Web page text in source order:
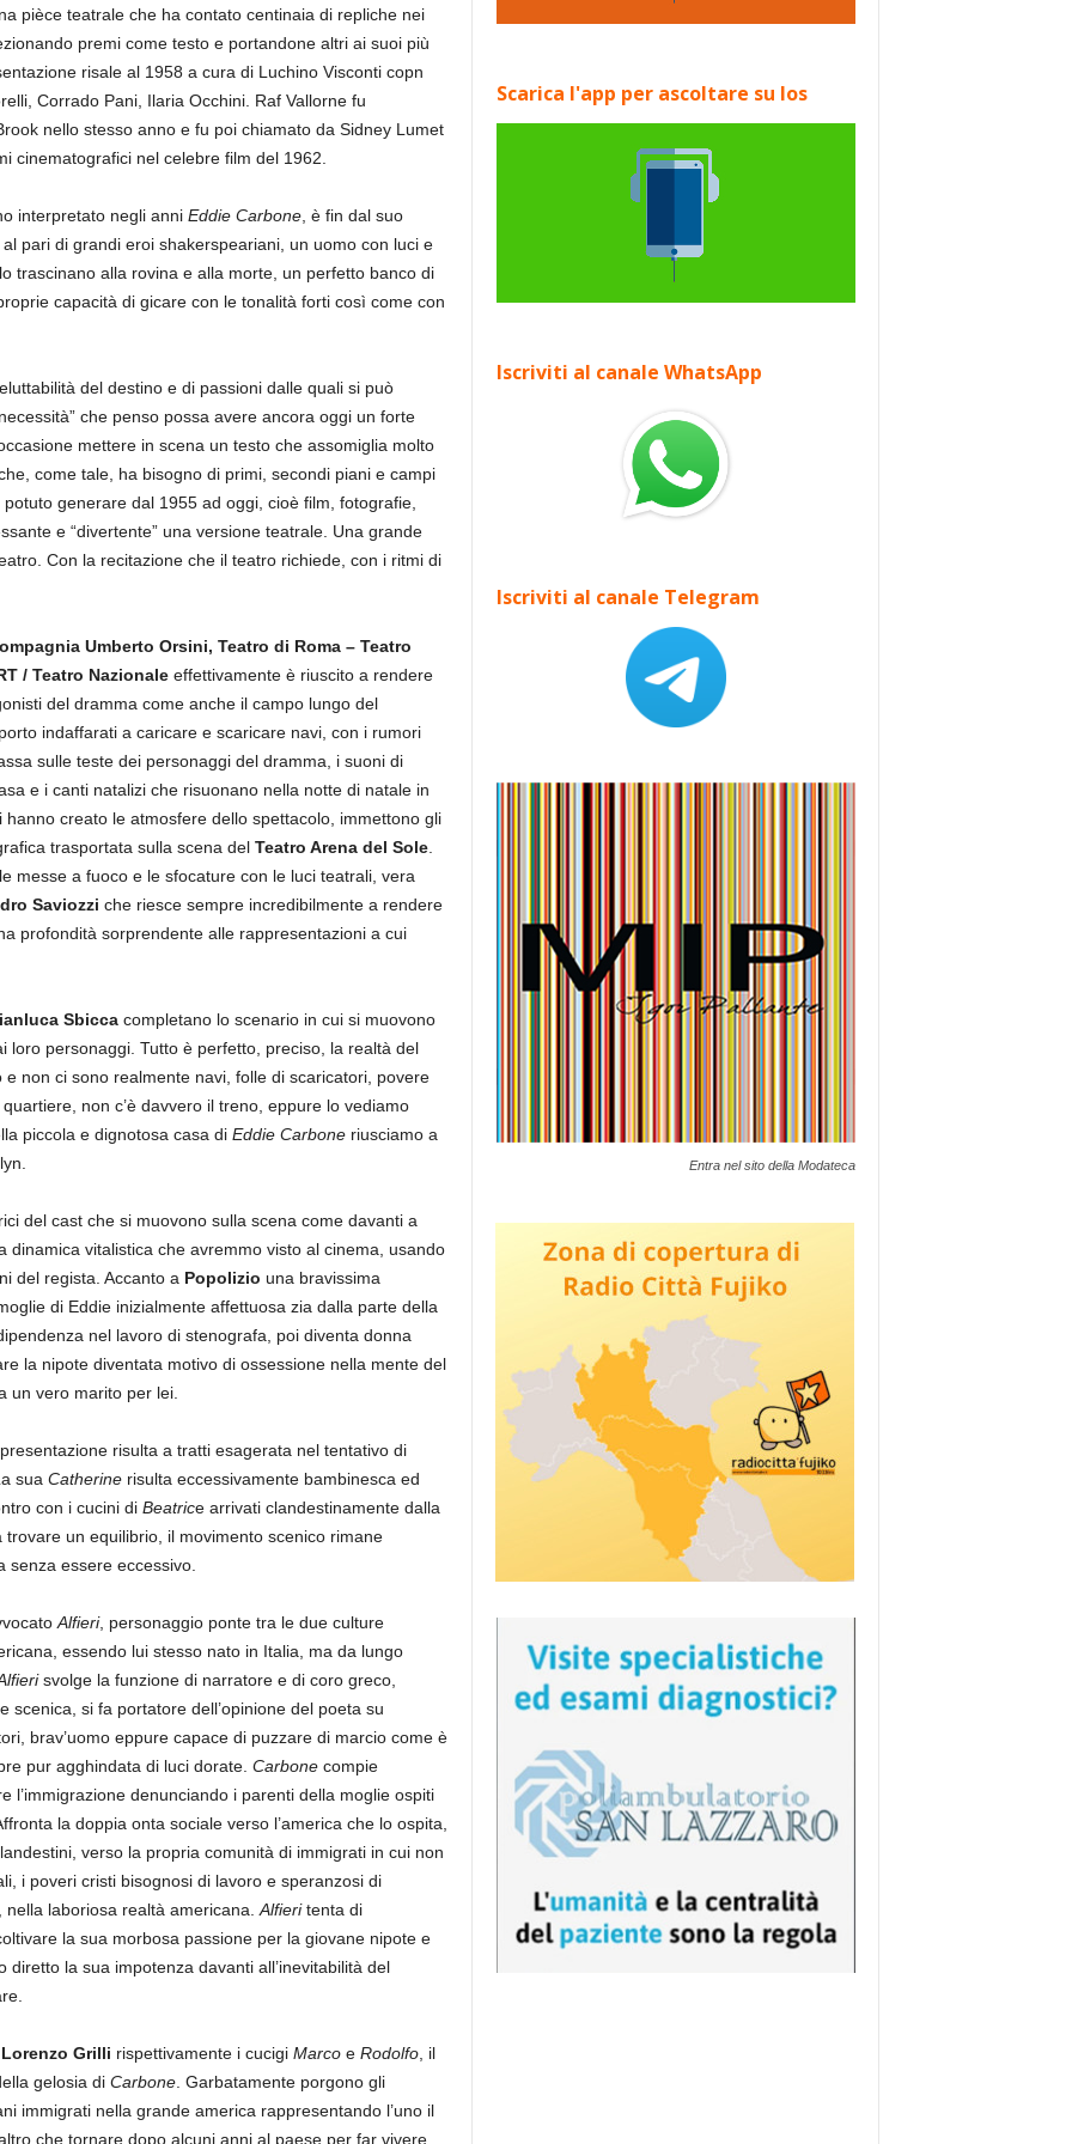
pièce teatrale che ha contato centinaia di repliche nei
premi come testo e portandone altri ai suoi più
risale al 1958 a cura di Luchino Visconti copn
Corrado Pani, Ilaria Occhini. Raf Vallorne fu
nello stesso anno e fu poi chiamato da Sidney Lumet
cinematografici nel celebre film del 1962.
interpretato negli anniEddie Carbone, è fin dal suo
pari di grandi eroi shakerspeariani, un uomo con luci e
trascinano alla rovina e alla morte, un perfetto banco di
capacità di gicare con le tonalità forti così come con
del destino e di passioni dalle quali si può
che penso possa avere ancora oggi un forte
mettere in scena un testo che assomiglia molto
come tale, ha bisogno di primi, secondi piani e campi
generare dal 1955 ad oggi, cioè film, fotografie,
e “divertente” una versione teatrale. Una grande
Con la recitazione che il teatro richiede, con i ritmi di
Umberto Orsini, Teatro di Roma – Teatro
/ Teatro Nazionaleeffettivamente è riuscito a rendere
del dramma come anche il campo lungo del
indaffarati a caricare e scaricare navi, con i rumori
sulle teste dei personaggi del dramma, i suoni di
e i canti natalizi che risuonano nella notte di natale in
hanno creato le atmosfere dello spettacolo, immettono gli
trasportata sulla scena del Teatro Arena del Sole.
messe a fuoco e le sfocature con le luci teatrali, vera
Saviozzi che riesce sempre incredibilmente a rendere
profondità sorprendente alle rappresentazioni a cui
Sbiccacompletano lo scenario in cui si muovono
loro personaggi. Tutto è perfetto, preciso, la realtà del
non ci sono realmente navi, folle di scaricatori, povere
non c’è davvero il treno, eppure lo vediamo
piccola e dignotosa casa di Eddie Carboneriusciamo a
del cast che si muovono sulla scena come davanti a
dinamica vitalistica che avremmo visto al cinema, usando
del regista. Accanto a Popolizio una bravissima
di Eddie inizialmente affettuosa zia dalla parte della
nel lavoro di stenografa, poi diventa donna
la nipote diventata motivo di ossessione nella mente del
un vero marito per lei.
risulta a tratti esagerata nel tentativo di
sua Catherinerisulta eccessivamente bambinesca ed
con i cucini di Beatrice arrivati clandestinamente dalla
un equilibrio, il movimento scenico rimane
senza essere eccessivo.
Alfieri, personaggio ponte tra le due culture
essendo lui stesso nato in Italia, ma da lungo
svolge la funzione di narratore e di coro greco,
scenica, si fa portatore dell’opinione del poeta su
brav’uomo eppure capace di puzzare di marcio come è
pur agghindata di luci dorate. Carbonecompie
l’immigrazione denunciando i parenti della moglie ospiti
la doppia onta sociale verso l’america che lo ospita,
verso la propria comunità di immigrati in cui non
i poveri cristi bisognosi di lavoro e speranzosi di
laboriosa realtà americana. Alfieritenta di
la sua morbosa passione per la giovane nipote e
la sua impotenza davanti all’inevitabilità del
Lorenzo Grilli rispettivamente i cucigi Marcoe Rodolfo, il
gelosia di Carbone. Garbatamente porgono gli
immigrati nella grande america rappresentando l’uno il
che tornare dopo alcuni anni al paese per far vivere
Scarica l'app per ascoltare su Ios
Iscriviti al canale WhatsApp
Iscriviti al canale Telegram
Entra nel sito della Modateca